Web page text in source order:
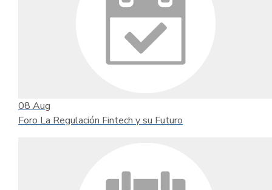
08 Aug
Foro La Regulación Fintech y su Futuro